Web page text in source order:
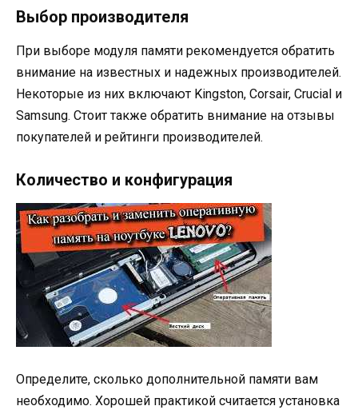
Выбор производителя
При выборе модуля памяти рекомендуется обратить
внимание на известных и надежных производителей.
Некоторые из них включают Kingston, Corsair, Crucial и
Samsung. Стоит также обратить внимание на отзывы
покупателей и рейтинги производителей.
Количество и конфигурация
Определите, сколько дополнительной памяти вам
необходимо. Хорошей практикой считается установка